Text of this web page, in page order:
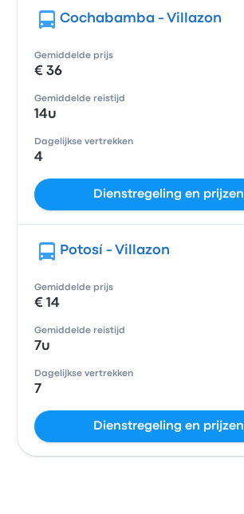
Cochabamba - Villazon
Gemiddelde prijs
€ 36
Gemiddelde reistijd
14u
Dagelijkse vertrekken
4
Dienstregeling en prijzen
Potosí - Villazon
Gemiddelde prijs
€ 14
Gemiddelde reistijd
7u
Dagelijkse vertrekken
7
Dienstregeling en prijzen